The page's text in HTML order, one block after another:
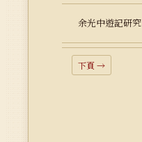
余光中遊記研究
下頁 →